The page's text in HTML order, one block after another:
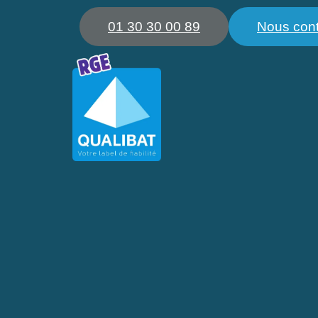
01 30 30 00 89 Nous